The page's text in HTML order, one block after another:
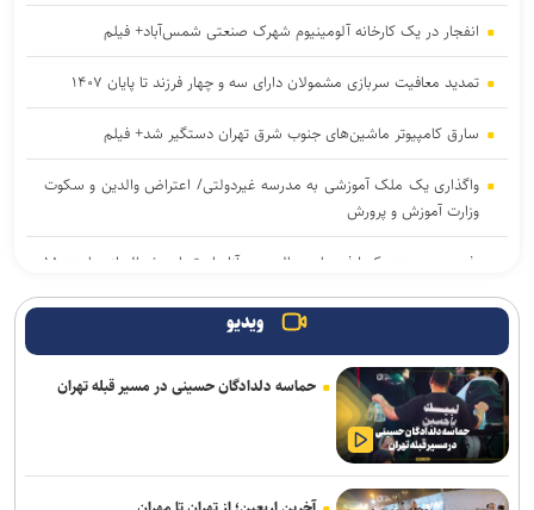
انفجار در یک کارخانه آلومینیوم شهرک صنعتی شمس‌آباد+ فیلم
تمدید معافیت سربازی مشمولان دارای سه و چهار فرزند تا پایان ۱۴۰۷
سارق کامپیوتر ماشین‌های جنوب شرق تهران دستگیر شد+ فیلم
واگذاری یک ملک آموزشی به مدرسه غیردولتی/ اعتراض والدین و سکوت
وزارت آموزش و پرورش
رفع محدودیت یک‌طرفه جاده چالوس و آزادراه تهران–شمال از ساعت ۱۸
وزیر بهداشت: سلامت مردم مناطق صنعتی به‌صورت مستمر رصد می‌شود
حریق ۳ سوله در شهرک صنعتی شمس‌آباد با ۲۶ مصدوم
ضوابط جدید گزینش دانشجومعلمان ابلاغ شد
دستگیری باند کپی کارت‌های بانکی؛ ۵۴ شهروند قربانی شدند
ویدیو
حماسه دلدادگان حسینی در مسیر قبله تهران